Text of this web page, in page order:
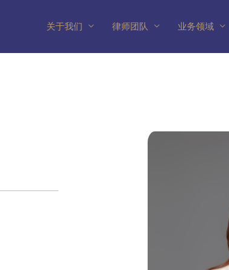
关于我们 律师团队 业务领域